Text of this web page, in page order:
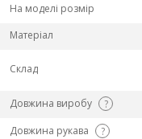
На моделі розмір
Матеріал
Склад
Довжина виробу
?
Довжина рукава
?